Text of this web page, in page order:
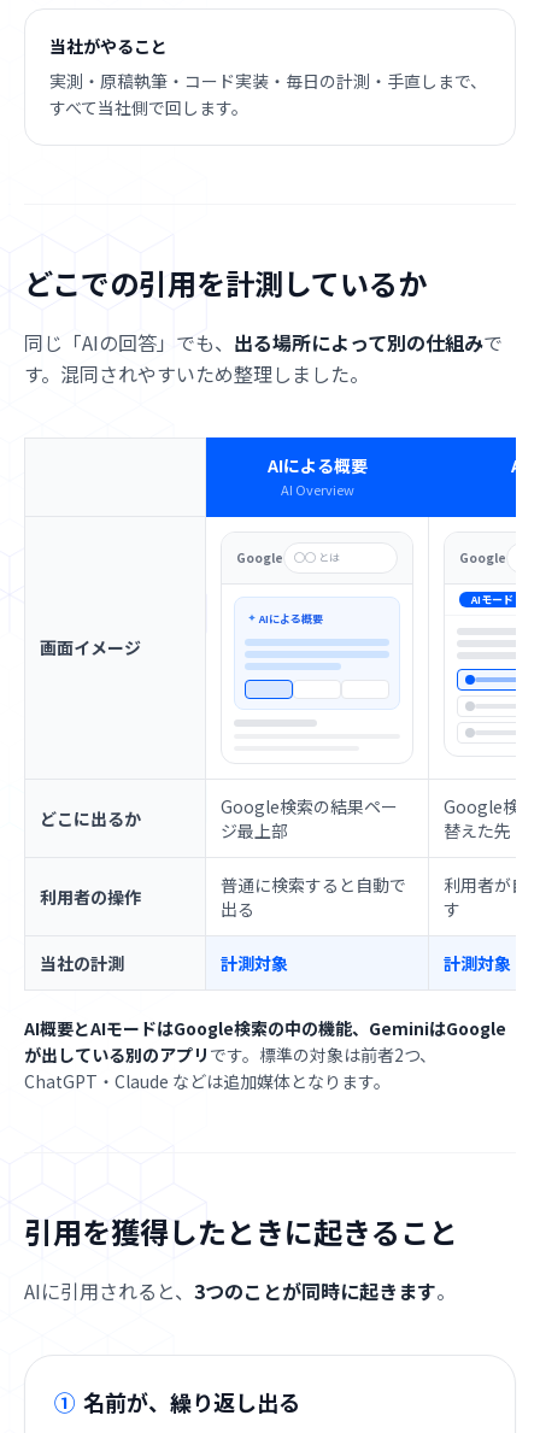
当社がやること
実測・原稿執筆・コード実装・毎日の計測・手直しまで、
すべて当社側で回します。
どこでの引用を計測しているか
同じ「AIの回答」でも、 出る場所によって別の仕組みで
す。混同されやすいため整理しました。
AIによる概要
AI Overview
AI
画面イメージ
Google ◯◯ とは
AIによる概要
Google
AIモード
どこに出るか
Google検索の結果ペー
ジ最上部
Google検索
替えた先
利用者の操作
普通に検索すると自動で
出る
利用者が自
す
当社の計測 計測対象 計測対象
AI概要とAIモードはGoogle検索の中の機能、GeminiはGoogle
が出している別のアプリ です。標準の対象は前者2つ、
ChatGPT・Claude などは追加媒体となります。
引用を獲得したときに起きること
AIに引用されると、 3つのことが同時に起きます。
① 名前が、繰り返し出る